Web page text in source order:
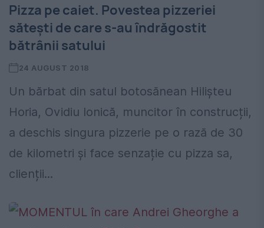
Pizza pe caiet. Povestea pizzeriei
sătești de care s-au îndrăgostit
bătrânii satului
24 AUGUST 2018
Un bărbat din satul botosănean Hilișteu
Horia, Ovidiu Ionică, muncitor în construcții,
a deschis singura pizzerie pe o rază de 30
de kilometri și face senzație cu pizza sa,
clienții...